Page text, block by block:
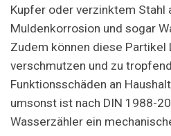
Kupfer oder verzinktem Stahl
Muldenkorrosion und sogar
Zudem können diese Partikel
verschmutzen und zu
Funktionsschäden an
umsonst ist nach DIN 1988-
Wasserzähler ein